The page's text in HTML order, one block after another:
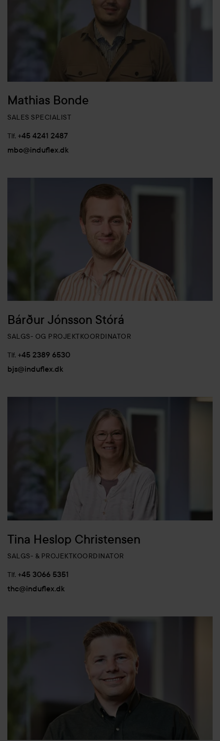
Mathias Bonde
SALES SPECIALIST
Tlf. +45 4241 2487
mbo@induflex.dk
Bárður Jónsson Stórá
SALGS- OG PROJEKTKOORDINATOR
Tlf. +45 2389 6530
bjs@induflex.dk
Tina Heslop Christensen
SALGS- & PROJEKTKOORDINATOR
Tlf. +45 3066 5351
thc@induflex.dk